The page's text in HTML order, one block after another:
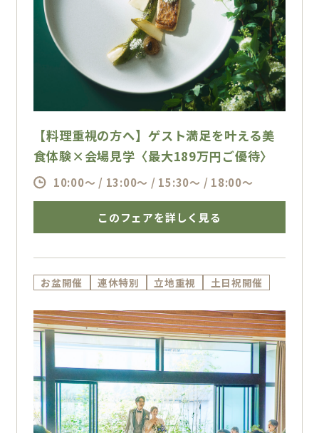
【料理重視の方へ】ゲスト満足を叶える美
食体験×会場見学〈最大189万円ご優待〉
10:00～ / 13:00～ / 15:30～ / 18:00～
このフェアを詳しく見る
お盆開催 連休特別 立地重視 土日祝開催